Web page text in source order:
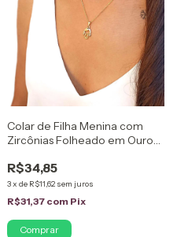
Colar de Filha Menina com
Zircônias Folheado em Ouro
R$34,85
3x de R$11,62 sem juros
R$31,37 com Pix